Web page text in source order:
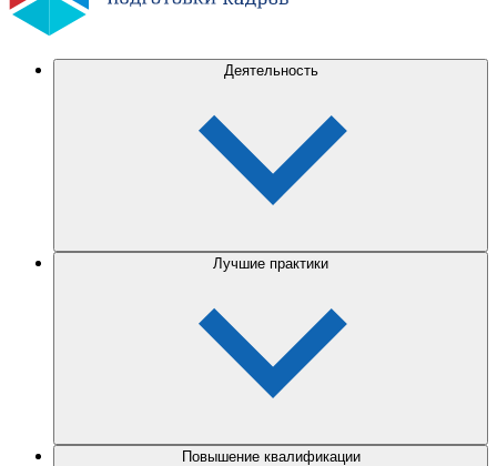
Деятельность
Лучшие практики
Повышение квалификации